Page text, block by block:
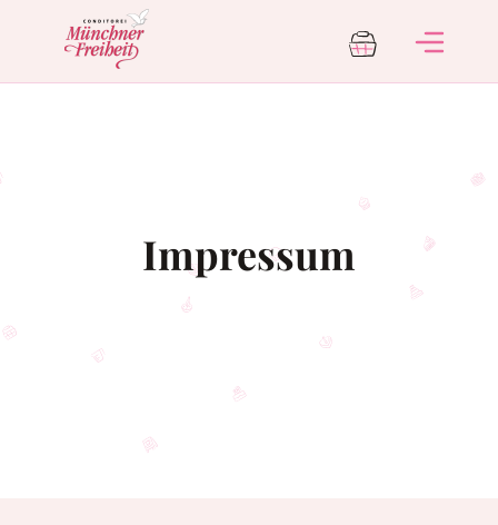
Impressum